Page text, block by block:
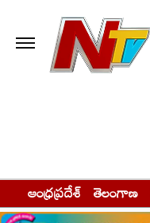
ఆంధ్రప్రదేశ్ తెలంగాణ